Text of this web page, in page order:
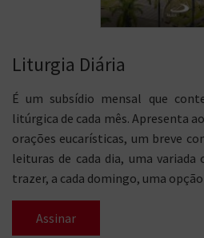
Liturgia Diária
É um subsídio mensal que
litúrgica de cada mês. Apresenta
orações eucarísticas, um breve
leituras de cada dia, uma
trazer, a cada domingo, uma
Assinar